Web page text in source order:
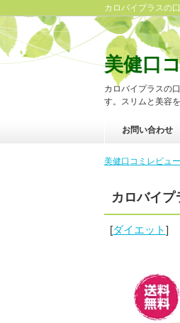
カロバイプラスの
美健口
カロバイプラスの
す。スリムと美容
お問い合わせ
美健口コミレビュ
カロバイ
[ダイエット]